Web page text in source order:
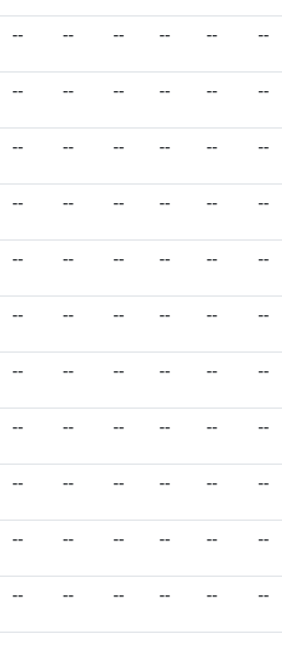
-- -- -- -- -- --
-- -- -- -- -- --
-- -- -- -- -- --
-- -- -- -- -- --
-- -- -- -- -- --
-- -- -- -- -- --
-- -- -- -- -- --
-- -- -- -- -- --
-- -- -- -- -- --
-- -- -- -- -- --
-- -- -- -- -- --